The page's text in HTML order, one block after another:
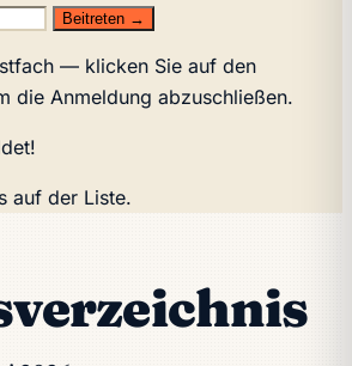
Beitreten →
— klicken Sie auf den
die Anmeldung abzuschließen.
auf der Liste.